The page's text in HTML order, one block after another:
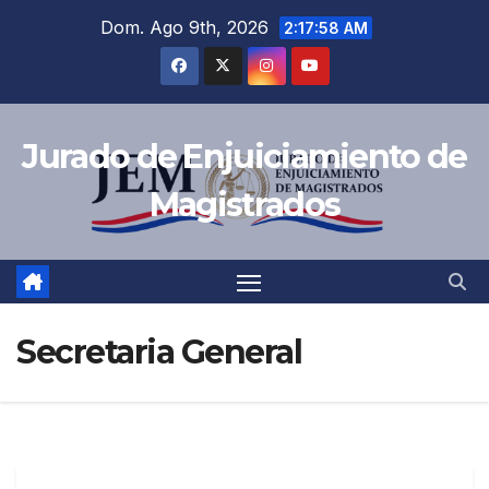
Dom. Ago 9th, 2026 2:17:59 AM
Jurado de Enjuiciamiento de
Magistrados
Secretaria General